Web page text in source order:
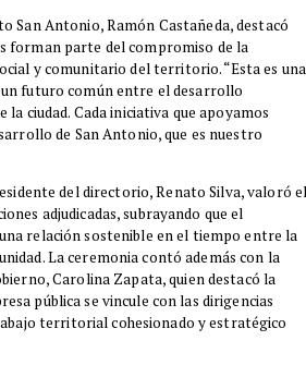
San Antonio, Ramón Castañeda, destacó
forman parte del compromiso de la
y comunitario del territorio. “Esta es una
futuro común entre el desarrollo
ciudad. Cada iniciativa que apoyamos
de San Antonio, que es nuestro
del directorio, Renato Silva, valoró
adjudicadas, subrayando que el
relación sostenible en el tiempo entre la
La ceremonia contó además con la
Carolina Zapata, quien destacó la
pública se vincule con las dirigencias
territorial cohesionado y estratégico